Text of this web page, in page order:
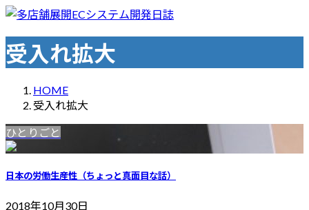
コ
テ
ン
キ
ッ
ナ
ゲ
ー
に
移
受入れ拡大
HOME
受入れ拡大
ひとりごと
日本の労働生産性（ちょっと真面目な話）
2018年10月30日